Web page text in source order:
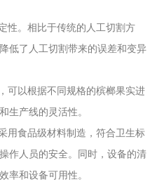
。相比于传统的人工切割方
低了人工切割带来的误差和变异
以根据不同规格的槟榔果实进
生产线的灵活性。
食品级材料制造，符合卫生标
作人员的安全。同时，设备的清
率和设备可用性。